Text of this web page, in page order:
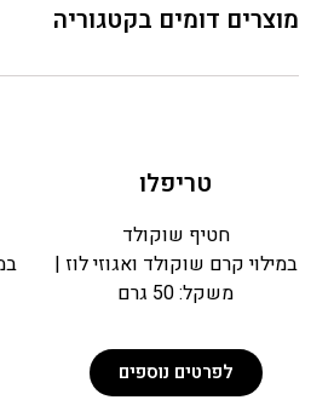
דומים בקטגוריה
טריפלו
חטיף שוקולד
קרם שוקולד ואגוזי לוז |
משקל: 50 גרם
לפרטים נוספים